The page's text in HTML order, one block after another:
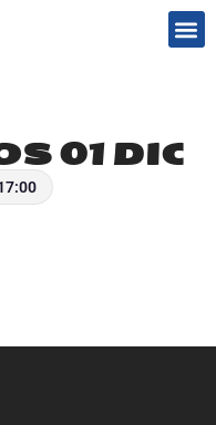
01 DIC